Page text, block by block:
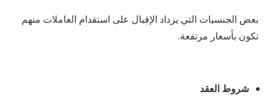
بعض الجنسيات التي يزداد الإقبال على استقدام العاملات منهم
تكون بأسعار مرتفعة.
شروط العقد